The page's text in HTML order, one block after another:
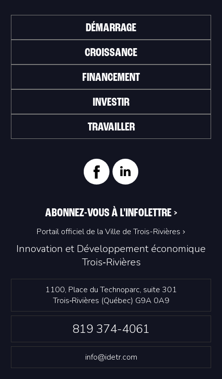
Innovation et Développement économique
Trois‑Rivières
1100, Place du Technoparc, suite 301
Trois‑Rivières (Québec) G9A 0A9
819 374-4061
info@idetr.com
DÉMARRAGE
CROISSANCE
FINANCEMENT
INVESTIR
TRAVAILLER
ABONNEZ-VOUS À L'INFOLETTRE >
Portail officiel de la Ville de Trois-Rivières